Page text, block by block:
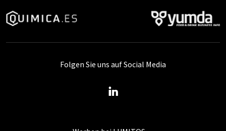
Folgen Sie uns auf Social Media